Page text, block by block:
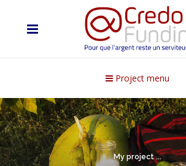
Project menu
My project ...